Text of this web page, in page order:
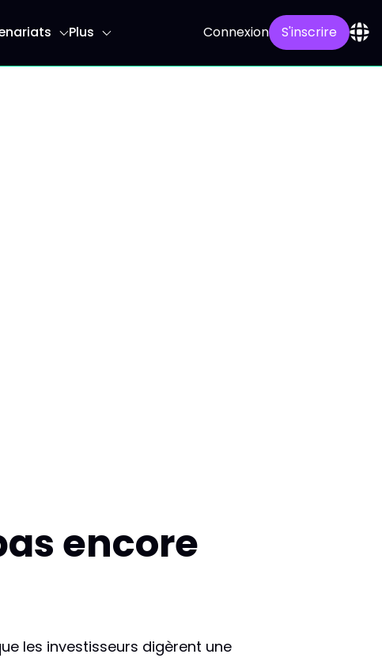
Plus Connexion S'inscrire
encore
les investisseurs digèrent une